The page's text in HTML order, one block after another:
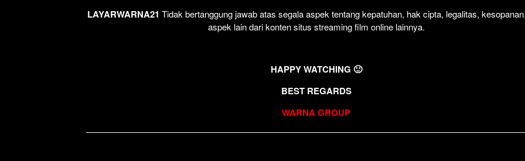
LAYARWARNA21 Tidak bertanggung jawab atas segala aspek tentang kepatuhan, hak cipta, legalitas,
aspek lain dari konten situs streaming film online lainnya.
HAPPY WATCHING 🙂
BEST REGARDS
WARNA GROUP